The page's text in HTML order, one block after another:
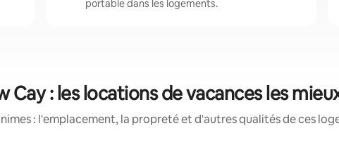
portable dans les logements.
Cay : les locations de vacances les
: l'emplacement, la propreté et d'autres qualités de ces